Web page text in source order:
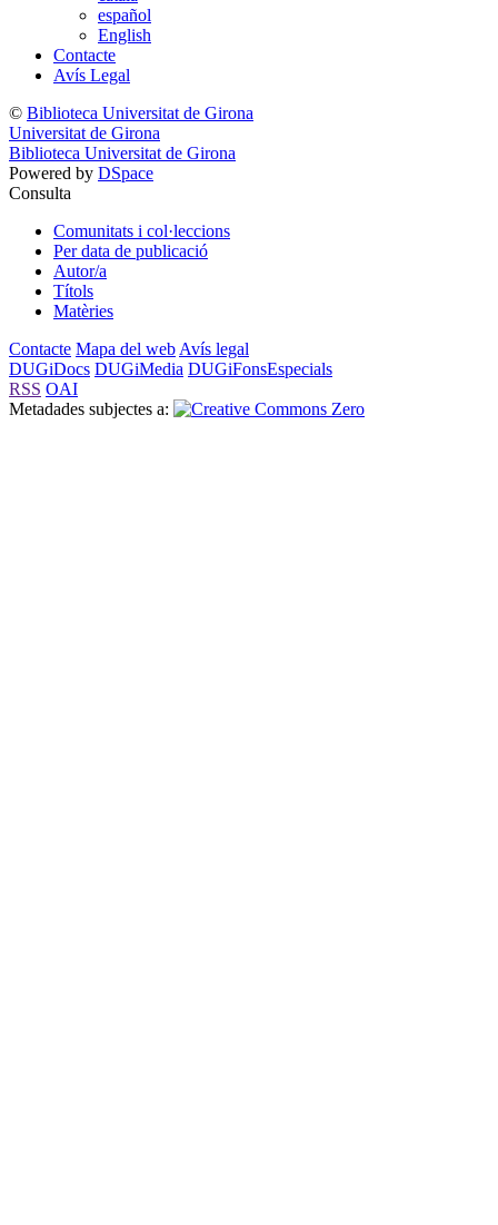
español
English
Contacte
Avís Legal
© Biblioteca Universitat de Girona
Universitat de Girona
Biblioteca Universitat de Girona
Powered by DSpace
Consulta
Comunitats i col·leccions
Per data de publicació
Autor/a
Títols
Matèries
Contacte Mapa del web Avís legal
DUGiDocs DUGiMedia DUGiFonsEspecials
RSS OAI
Metadades subjectes a: